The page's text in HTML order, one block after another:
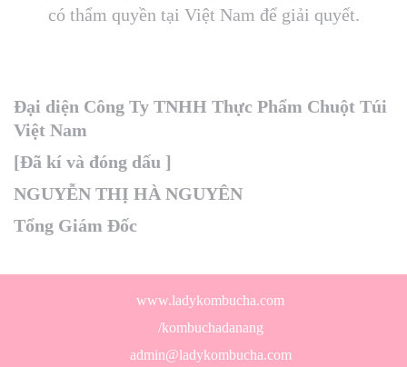
có thẩm quyền tại Việt Nam để giải quyết.
Đại diện Công Ty TNHH Thực Phẩm Chuột Túi
Việt Nam
[Đã kí và đóng dấu ]
NGUYỄN THỊ HÀ NGUYÊN
Tổng Giám Đốc
www.ladykombucha.com
/kombuchadanang
admin@ladykombucha.com